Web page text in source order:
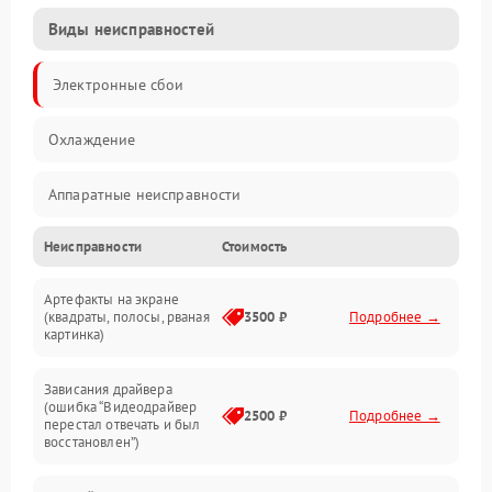
Виды неисправностей
Электронные сбои
Охлаждение
Аппаратные неисправности
Перегрев и термопроблемы
Видео
Интерфейсные и коммуникационные проблемы
Неисправности Стоимость
Артефакты на экране
(квадраты, полосы, рваная
картинка)
3500 ₽ Подробнее →
Зависания драйвера
(ошибка “Видеодрайвер
перестал отвечать и был
восстановлен”)
2500 ₽ Подробнее →